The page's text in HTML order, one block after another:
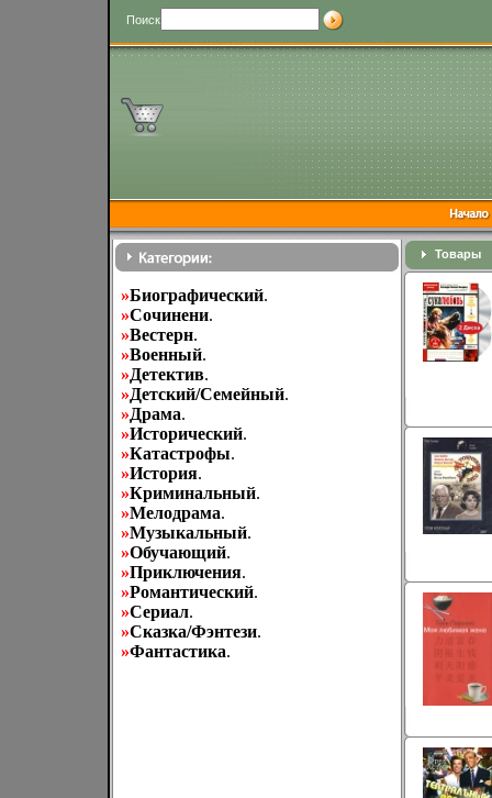
Поиск
»Биографический.
»Cочинени.
»Вестерн.
»Военный.
»Детектив.
»Детский/Семейный.
»Драма.
»Исторический.
»Катастрофы.
»История.
»Криминальный.
»Мелодрама.
»Музыкальный.
»Обучающий.
»Приключения.
»Романтический.
»Сериал.
»Сказка/Фэнтези.
»Фантастика.
Товары